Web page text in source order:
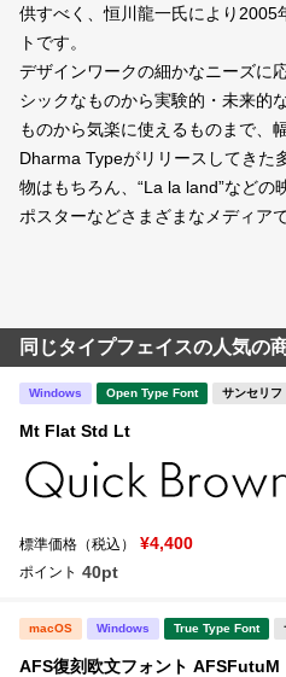
供すべく、恒川龍一氏により2005
トです。
デザインワークの細かなニーズに
シックなものから実験的・未来的
ものから気楽に使えるものまで、
Dharma Typeがリリースしてきた
物はもちろん、“La la land”などの
ポスターなどさまざまなメディア
同じタイプフェイスの人気の
Windows Open Type Font サンセリフ
Mt Flat Std Lt
標準価格（税込） ¥4,400
ポイント 40pt
macOS Windows True Type Font
AFS復刻欧文フォント AFSFutuM